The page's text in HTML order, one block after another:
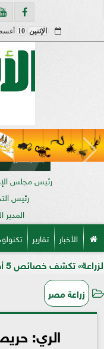
الإثنين 10
رئيس مجلس
رئيس
المدير
الأخبار تقارير
الإنتاجية
زراعة مصر
الري: